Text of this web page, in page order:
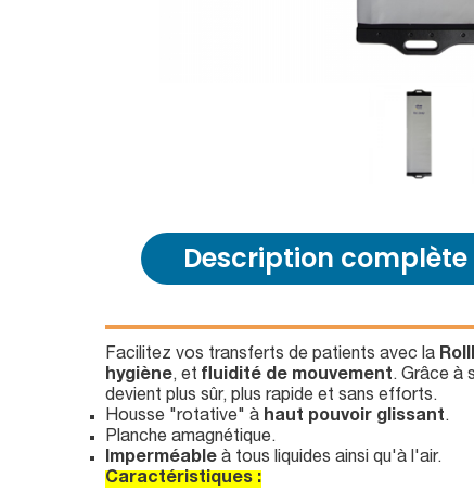
Description complète
Facilitez vos transferts de patients avec la
hygiène, et fluidité de mouvement. Grâce à
devient plus sûr, plus rapide et sans efforts.
Housse "rotative" à haut pouvoir glissant.
Planche amagnétique.
Imperméable à tous liquides ainsi qu'à l'air.
Caractéristiques :